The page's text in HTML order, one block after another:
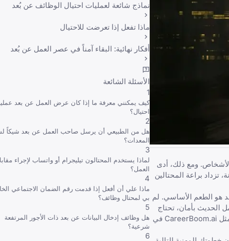
ومع ذلك، أدى
تزداد براعة المحتالين
هو الطعم الأساسي. لم
الحديث بأمان، تحتاج
CareerBoom.ai في
نماذج شائعة لعمليات احتيال الوظائف عن بُعد
ماذا تفعل إذا تعرضت للاحتيال
أفكار نهائية: البقاء آمناً في عصر العمل عن بُعد
الأسئلة الشائعة
1
كيف يمكنني معرفة ما إذا كان عرض العمل عن بعد
احتيال؟
2
هل من الطبيعي أن يرسل صاحب العمل عن بعد شيكاً
المعدات؟
3
لماذا يستخدم المحتالون تيليجرام أو واتساب لإجراء
العمل؟
4
ماذا علي أن أفعل إذا قدمت رقم الضمان الاجتماعي
بي لمحتال وظائف؟
5
هل وظائف إدخال البيانات عن بعد ذات الأجور المرتفعة
شرعية؟
6